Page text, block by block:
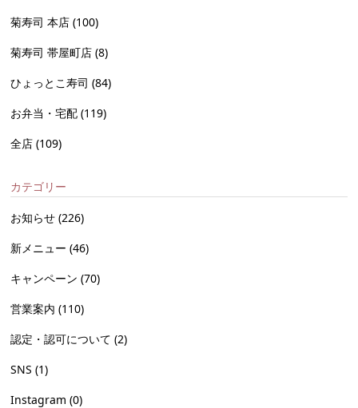
菊寿司 本店(100)
菊寿司 帯屋町店(8)
ひょっとこ寿司(84)
お弁当・宅配(119)
全店(109)
カテゴリー
お知らせ(226)
新メニュー(46)
キャンペーン(70)
営業案内(110)
認定・認可について(2)
SNS(1)
Instagram(0)